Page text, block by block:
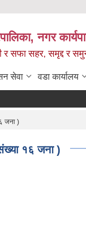
नगर
र सफा सहर, समृद्द र
सेवा वडा कार्यालय
जना )
१६ जना )